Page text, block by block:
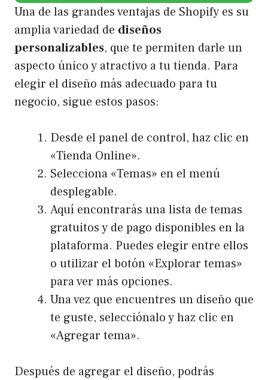
Una de las grandes ventajas de Shopify es su
amplia variedad de diseños
personalizables, que te permiten darle un
aspecto único y atractivo a tu tienda. Para
elegir el diseño más adecuado para tu
negocio, sigue estos pasos:
Desde el panel de control, haz clic en
«Tienda Online».
Selecciona «Temas» en el menú
desplegable.
Aquí encontrarás una lista de temas
gratuitos y de pago disponibles en la
plataforma. Puedes elegir entre ellos
o utilizar el botón «Explorar temas»
para ver más opciones.
Una vez que encuentres un diseño que
te guste, selecciónalo y haz clic en
«Agregar tema».
Después de agregar el diseño, podrás